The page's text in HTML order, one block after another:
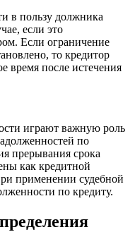
в пользу должника
если это
Если ограничение
то кредитор
время после истечения
играют важную роль
по
прерывания срока
как кредитной
применении судебной
по кредиту.